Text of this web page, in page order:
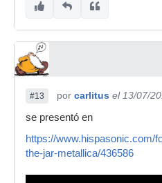
#13 por carlitus el 13/07/
se presentó en
https://www.hispasonic.com/
the-jar-metallica/436586